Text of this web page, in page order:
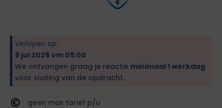
Verlopen op:
9 jul 2026 om 09:00
We ontvangen graag je reactie minimaal 1 werkdag
voor sluiting van de opdracht.
geen
tarief